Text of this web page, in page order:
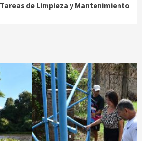
Tareas de Limpieza y Mantenimiento